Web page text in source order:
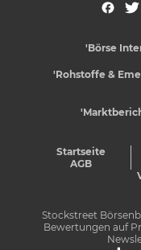
'Börse
'Rohstoffe &
Startseite
AGB
Stockstreet
Bewertungen auf